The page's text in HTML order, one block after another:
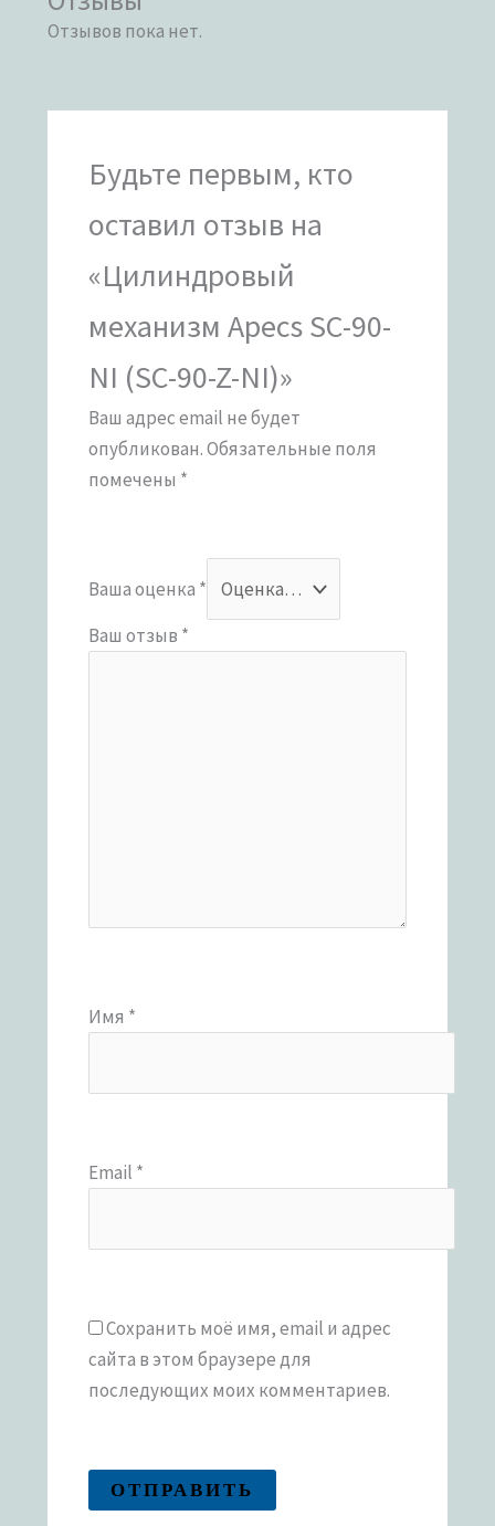
Отзывов пока нет.
Будьте первым, кто
оставил отзыв на
«Цилиндровый
механизм Apecs SC-90-
NI (SC-90-Z-NI)»
Ваш адрес email не будет
опубликован.Обязательные поля
помечены *
Ваша оценка *
Ваш отзыв *
Имя *
Email *
Сохранить моё имя, email и адрес
сайта в этом браузере для
последующих моих комментариев.